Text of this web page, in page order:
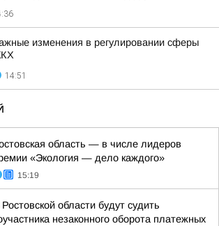
изменения в регулировании сферы
14:51
область — в числе лидеров
«Экология — дело каждого»
15:19
области будут судить
незаконного оборота платежных